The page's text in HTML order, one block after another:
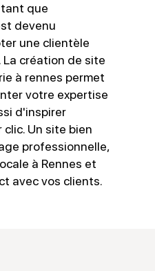
que
devenu
une clientèle
création de site
à rennes permet
votre expertise
d'inspirer
Un site bien
professionnelle,
à Rennes et
avec vos clients.